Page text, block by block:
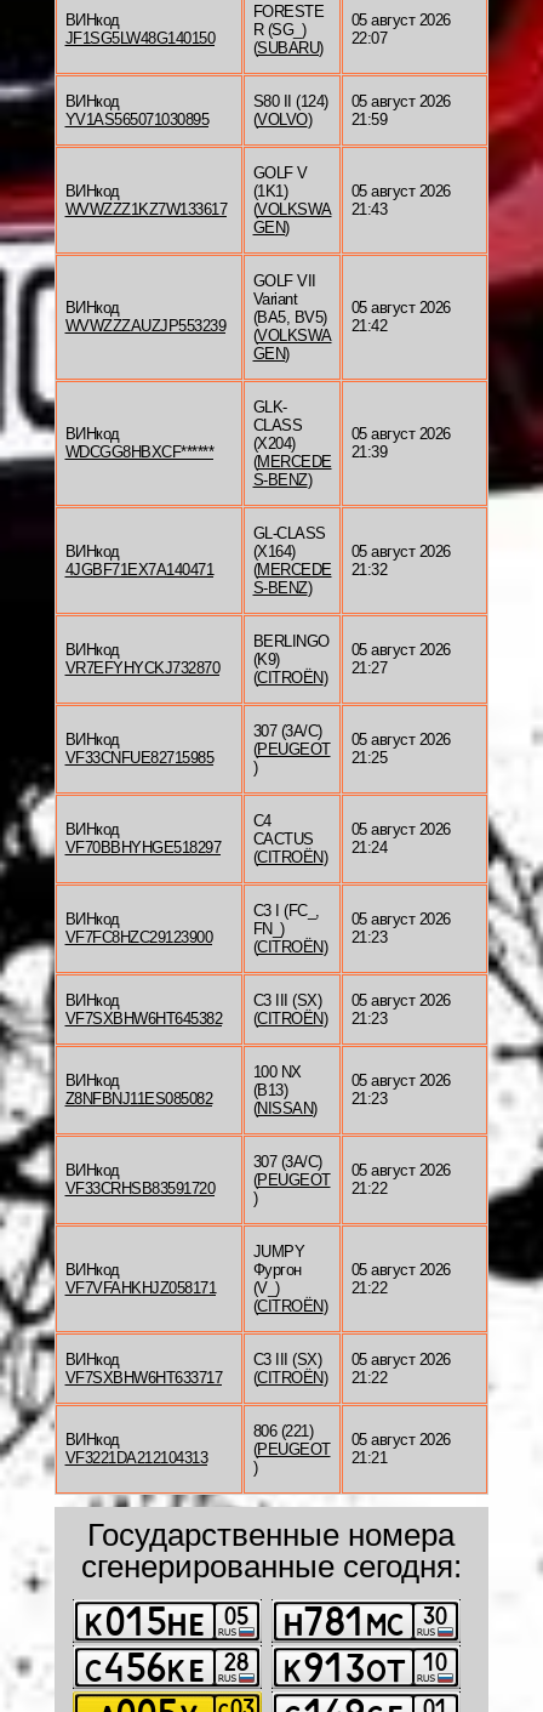
ВИНкод
JF1SG5LW48G140150
FORESTE
R (SG_)
(SUBARU)
05 август 2026
22:07
ВИНкод
YV1AS565071030895
S80 II (124)
(VOLVO)
05 август 2026
21:59
ВИНкод
WVWZZZ1KZ7W133617
GOLF V
(1K1)
(VOLKSWA
GEN)
05 август 2026
21:43
ВИНкод
WVWZZZAUZJP553239
GOLF VII
Variant
(BA5, BV5)
(VOLKSWA
GEN)
05 август 2026
21:42
ВИНкод
WDCGG8HBXCF******
GLK-
CLASS
(X204)
(MERCEDE
S-BENZ)
05 август 2026
21:39
ВИНкод
4JGBF71EX7A140471
GL-CLASS
(X164)
(MERCEDE
S-BENZ)
05 август 2026
21:32
ВИНкод
VR7EFYHYCKJ732870
BERLINGO
(K9)
(CITROËN)
05 август 2026
21:27
ВИНкод
VF33CNFUE82715985
307 (3A/C)
(PEUGEOT
)
05 август 2026
21:25
ВИНкод
VF70BBHYHGE518297
C4
CACTUS
(CITROËN)
05 август 2026
21:24
ВИНкод
VF7FC8HZC29123900
C3 I (FC_,
FN_)
(CITROËN)
05 август 2026
21:23
ВИНкод
VF7SXBHW6HT645382
C3 III (SX)
(CITROËN)
05 август 2026
21:23
ВИНкод
Z8NFBNJ11ES085082
100 NX
(B13)
(NISSAN)
05 август 2026
21:23
ВИНкод
VF33CRHSB83591720
307 (3A/C)
(PEUGEOT
)
05 август 2026
21:22
ВИНкод
VF7VFAHKHJZ058171
JUMPY
Фургон
(V_)
(CITROËN)
05 август 2026
21:22
ВИНкод
VF7SXBHW6HT633717
C3 III (SX)
(CITROËN)
05 август 2026
21:22
ВИНкод
VF3221DA212104313
806 (221)
(PEUGEOT
)
05 август 2026
21:21
Государственные номера
сгенерированные сегодня: